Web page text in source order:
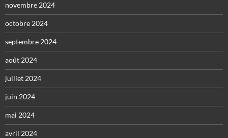
novembre 2024
octobre 2024
septembre 2024
août 2024
juillet 2024
juin 2024
mai 2024
avril 2024